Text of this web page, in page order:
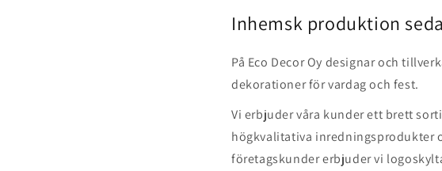
Inhemsk produktion
På Eco Decor Oy designar och
dekorationer för vardag och fest.
Vi erbjuder våra kunder ett brett
högkvalitativa inredningsprodukter
företagskunder erbjuder vi